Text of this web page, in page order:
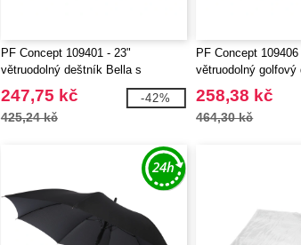
PF Concept 109401 - 23"
větruodolný deštník Bella s
automatickým otevíráním
247,75 kč
425,24 kč
-42%
PF Concept
větruodolný golfový
držadlem EVA
258,38 kč
464,30 kč